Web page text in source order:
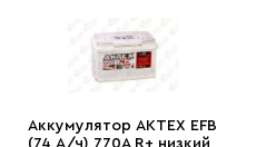
Аккумулятор АКТЕХ EFB
(74 А/ч) 770A R+ низкий